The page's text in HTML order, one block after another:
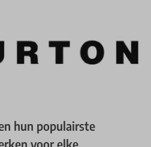
hun populairste
voor elke